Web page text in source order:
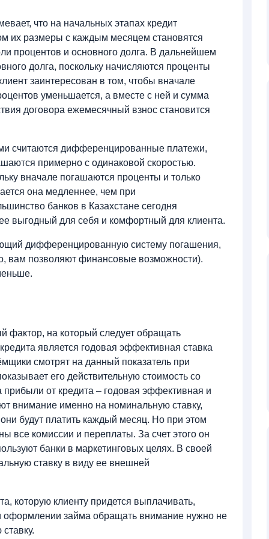
что на начальных этапах кредит
их размеры с каждым месяцем становятся
процентов и основного долга. В дальнейшем
долга, поскольку начисляются проценты
заинтересован в том, чтобы вначале
уменьшается, а вместе с ней и сумма
договора ежемесячный взнос становится
считаются дифференцированные платежи,
примерно с одинаковой скоростью.
вначале погашаются проценты и только
она медленнее, чем при
банков в Казахстане сегодня
выгодный для себя и комфортный для клиента.
дифференцированную систему погашения,
вам позволяют финансовые возможности).
фактор, на который следует обращать
является годовая эффективная ставка
смотрят на данный показатель при
его действительную стоимость со
от кредита – годовая эффективная и
внимание именно на номинальную ставку,
будут платить каждый месяц. Но при этом
все комиссии и переплаты. За счет этого он
банки в маркетинговых целях. В своей
ставку в виду ее внешней
которую клиенту придется выплачивать,
займа обращать внимание нужно не